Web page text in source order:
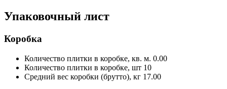
Упаковочный лист
Коробка
Количество плитки в коробке, кв. м. 0.00
Количество плитки в коробке, шт 10
Средний вес коробки (брутто), кг 17.00